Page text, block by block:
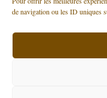
de navigation ou les ID uniques